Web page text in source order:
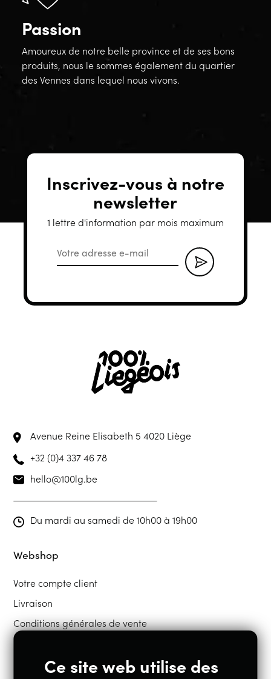
Passion
Amoureux de notre belle province et de ses bons
produits, nous le sommes également du quartier
des Vennes dans lequel nous vivons.
Inscrivez-vous à notre
newsletter
1 lettre d'information par mois maximum
Avenue Reine Elisabeth 54020 Liège
+32 (0)4 337 46 78
hello@100lg.be
Du mardi au samedi de 10h00 à 19h00
Webshop
Votre compte client
Livraison
Conditions générales de vente
Restons en contact
Ce site web utilise des